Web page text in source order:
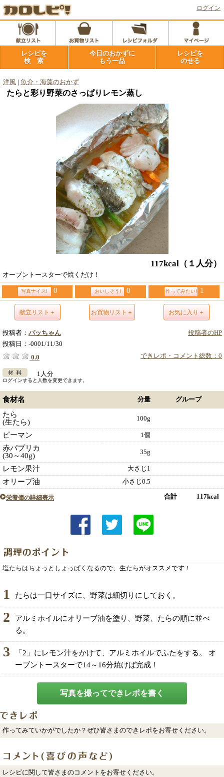
ログイン
レシピを
検 索
今日のおかずに
もう一品
レシピを
のせる
洋風 魚介・海藻のおかず
たらと彩り野菜のさっぱりレモン蒸し
117kcal （１人分）
オーブントースターで焼くだけ！
写真ナイス! 0 おいしそう! 0 作ってみたい! 1
献立リスト＋ お買物リスト＋ お気に入り＋
投稿者のHP
投稿者： パッちゃん
投稿日： -0001/11/30
できレポ・コメント総数：0
0.0
1人分
ログインすると人数を変更できます。
食材名 分量 グループ
たら
(生たら)
100g
ピーマン 1個
赤パプリカ
(30～40g)
35g
レモン果汁 大さじ1
オリーブ油 小さじ0.5
栄養価の詳細表示 合計 117kcal
塩たらはちょっとしょっぱくなるので、生たらがオススメです！
1 たらは一口サイズに、野菜は細切りにしておく。
2
アルミホイルにオリーブ油を塗り、野菜、たらの順に並べ
る。
3
「2」にレモン汁をかけて、アルミホイルでふたをする。 オ
ーブントースターで14～16分焼けば完成！
写真を撮ってできレポを書く
作ってみていかがでしたか？ぜひ皆さまのできレポをお寄せください。
レシピに関して皆さまのコメントをお寄せください。